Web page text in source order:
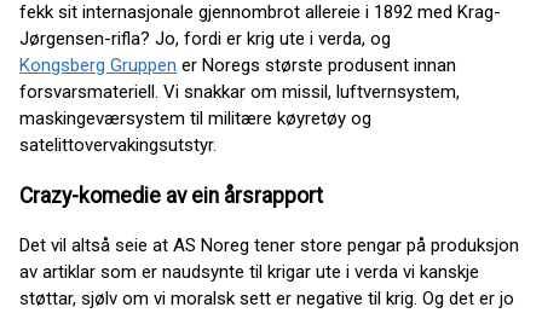
fekk sit internasjonale gjennombrot allereie i 1892 med Krag-
Jørgensen-rifla? Jo, fordi er krig ute i verda, og
Kongsberg Gruppen er Noregs største produsent innan
forsvarsmateriell. Vi snakkar om missil, luftvernsystem,
maskingeværsystem til militære køyretøy og
satelittovervakingsutstyr.
Crazy-komedie av ein årsrapport
Det vil altså seie at AS Noreg tener store pengar på produksjon
av artiklar som er naudsynte til krigar ute i verda vi kanskje
støttar, sjølv om vi moralsk sett er negative til krig. Og det er jo